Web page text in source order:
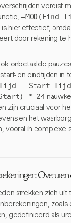
vereist
is hier effectief,
door rekening te
onbetaalde
en eindtijden in
Tijd - Start
* 24
zijn cruciaal voor
en het
vooral in complexe
Overuren
strekken zich uit
zoals
gedefinieerd als